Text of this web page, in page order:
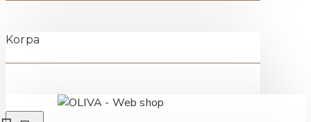
Korpa